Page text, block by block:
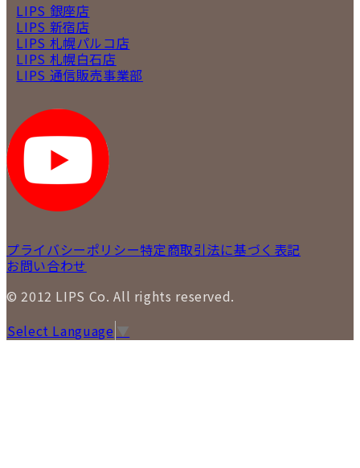
LIPS 銀座店
LIPS 新宿店
LIPS 札幌パルコ店
LIPS 札幌白石店
LIPS 通信販売事業部
プライバシーポリシー特定商取引法に基づく表記
お問い合わせ
© 2012 LIPS Co. All rights reserved.
Select Language ▼